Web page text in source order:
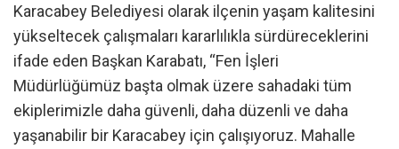
Karacabey Belediyesi olarak ilçenin yaşam kalitesini
yükseltecek çalışmaları kararlılıkla sürdüreceklerini
ifade eden Başkan Karabatı, “Fen İşleri
Müdürlüğümüz başta olmak üzere sahadaki tüm
ekiplerimizle daha güvenli, daha düzenli ve daha
yaşanabilir bir Karacabey için çalışıyoruz. Mahalle